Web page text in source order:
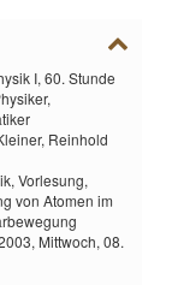
I, 60. Stunde
Reinhold
Vorlesung,
von Atomen im
Mittwoch, 08.